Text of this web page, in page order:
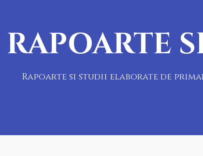
RAPOARTE
Rapoarte si studii elaborate de